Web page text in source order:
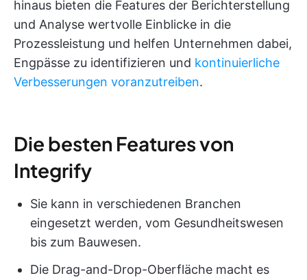
hinaus bieten die Features der Berichterstellung
und Analyse wertvolle Einblicke in die
Prozessleistung und helfen Unternehmen dabei,
Engpässe zu identifizieren und kontinuierliche
Verbesserungen voranzutreiben.
Die besten Features von
Integrify
Sie kann in verschiedenen Branchen
eingesetzt werden, vom Gesundheitswesen
bis zum Bauwesen.
Die Drag-and-Drop-Oberfläche macht es